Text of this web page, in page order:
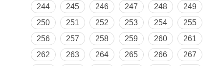
244
245 246 247 248
249
250
251 252 253 254
255
256
257 258 259 260
261
262
263 264 265 266
267